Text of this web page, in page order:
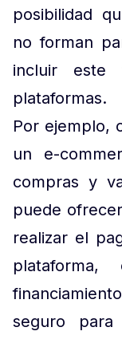
posibilidad
no forman
incluir este
plataformas.
Por ejemplo,
un e-
compras y
puede
realizar el
seguro